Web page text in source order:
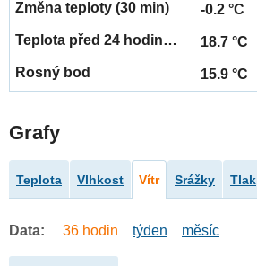
-0.2 °C
18.7 °C
15.9 °C
Grafy
Teplota Vlhkost Vítr Srážky Tlak
Data: 36 hodin týden měsíc